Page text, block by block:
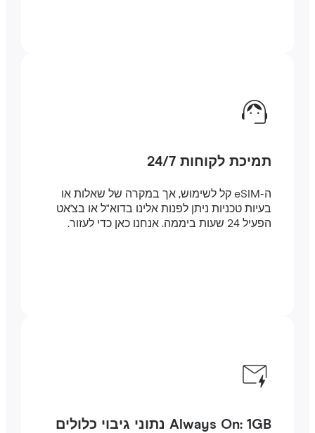
תמיכת לקוחות 24/7
ה-eSIM קל לשימוש, אך במקרה של שאלות או
בעיות טכניות ניתן לפנות אלינו בדוא"ל או בצ'אט
הפעיל 24 שעות ביממה. אנחנו כאן כדי לעזור.
Always On: 1GB נתוני גיבוי כלולים